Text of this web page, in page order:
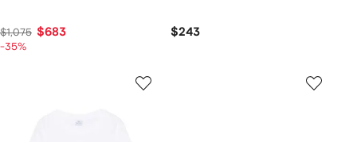
$1,075 $683
-35%
$243